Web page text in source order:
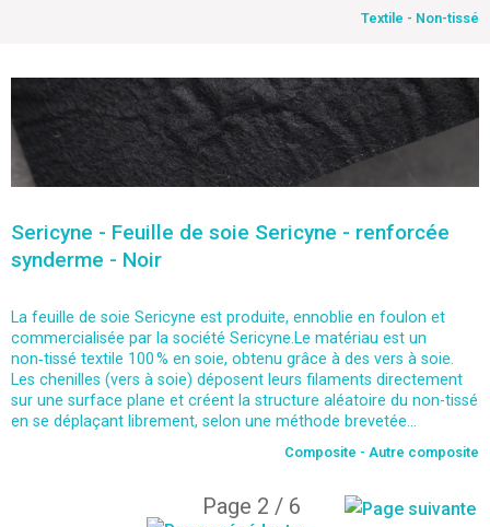
Textile - Non-tissé
Sericyne - Feuille de soie Sericyne - renforcée
synderme - Noir
La feuille de soie Sericyne est produite, ennoblie en foulon et
commercialisée par la société Sericyne.Le matériau est un
non‑tissé textile 100 % en soie, obtenu grâce à des vers à soie.
Les chenilles (vers à soie) déposent leurs filaments directement
sur une surface plane et créent la structure aléatoire du non-tissé
en se déplaçant librement, selon une méthode brevetée...
Composite - Autre composite
Page 2 / 6